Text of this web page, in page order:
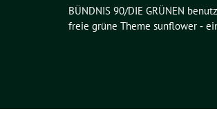
BÜNDNIS 90/DIE GRÜNEN
freie grüne Theme sunflower ‐